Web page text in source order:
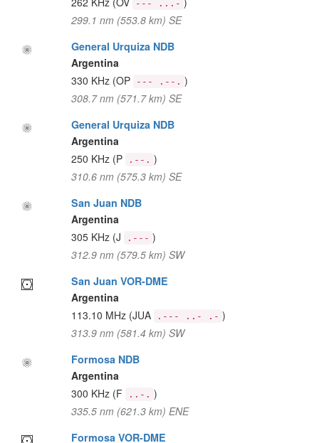
--- ...-
299.1 nm (553.8 km) SE
General Urquiza NDB
Argentina
330 KHz (OP --- .--. )
308.7 nm (571.7 km) SE
General Urquiza NDB
Argentina
250 KHz (P .--. )
310.6 nm (575.3 km) SE
San Juan NDB
Argentina
305 KHz (J .--- )
312.9 nm (579.5 km) SW
San Juan VOR-DME
Argentina
113.10 MHz (JUA .--- ..- .- )
313.9 nm (581.4 km) SW
Formosa NDB
Argentina
300 KHz (F ..-. )
335.5 nm (621.3 km) ENE
Formosa VOR-DME